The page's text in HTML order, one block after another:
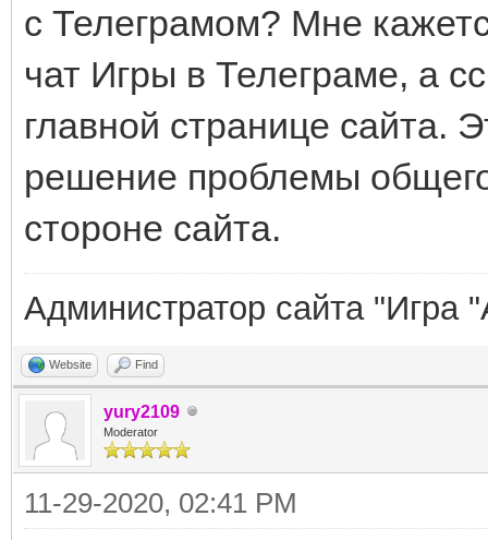
с Телеграмом? Мне
чат Игры в Телеграме, а
главной странице сайта.
решение проблемы
стороне сайта.
Администратор сайта "Игра
Website Find
yury2109
Moderator
11-29-2020, 02:41 PM